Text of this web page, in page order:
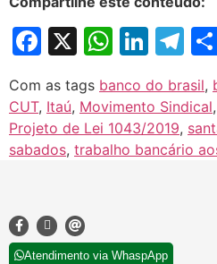
Facebook
X
Com as tags banco do brasil,
CUT, Itaú, Movimento Sindical,
Projeto de Lei 1043/2019,
sabados, trabalho bancário
Atendimento via WhaspApp